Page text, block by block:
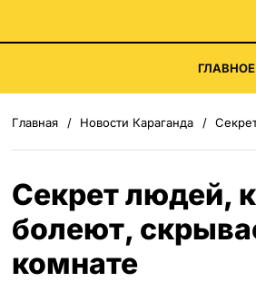
ГЛАВНОЕ
Главная Новости Караганда Секрет
Секрет людей,
болеют,
комнате